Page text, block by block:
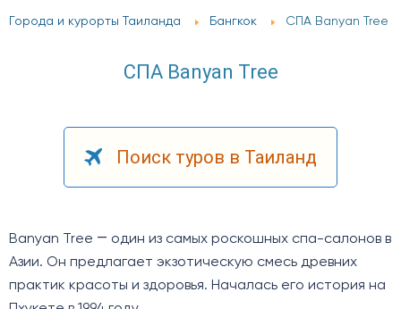
Города и курорты Таиланда Бангкок СПА Banyan Tree
СПА Banyan Tree
Поиск туров в Таиланд
Banyan Tree ― один из самых роскошных спа-салонов в
Азии. Он предлагает экзотическую смесь древних
практик красоты и здоровья. Началась его история на